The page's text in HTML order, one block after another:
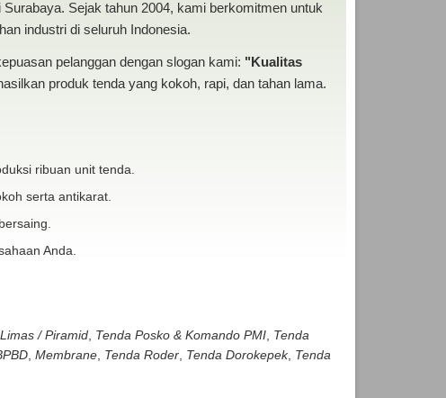
Sejak tahun 2004, kami berkomitmen untuk
industri di seluruh Indonesia.
pelanggan dengan slogan kami: "Kualitas
produk tenda yang kokoh, rapi, dan tahan lama.
ribuan unit tenda.
serta antikarat.
Anda.
/ Piramid, Tenda Posko & Komando PMI, Tenda
, Membrane, Tenda Roder, Tenda Dorokepek, Tenda